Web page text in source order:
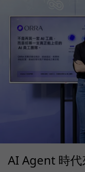
AI Agent 時代